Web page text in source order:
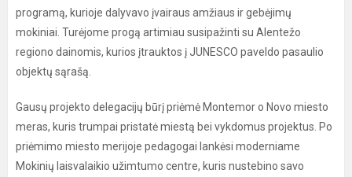
programą, kurioje dalyvavo įvairaus amžiaus ir gebėjimų
mokiniai. Turėjome progą artimiau susipažinti su Alentežo
regiono dainomis, kurios įtrauktos į JUNESCO paveldo pasaulio
objektų sąrašą.
Gausų projekto delegacijų būrį priėmė Montemor o Novo miesto
meras, kuris trumpai pristatė miestą bei vykdomus projektus. Po
priėmimo miesto merijoje pedagogai lankėsi moderniame
Mokinių laisvalaikio užimtumo centre, kuris nustebino savo